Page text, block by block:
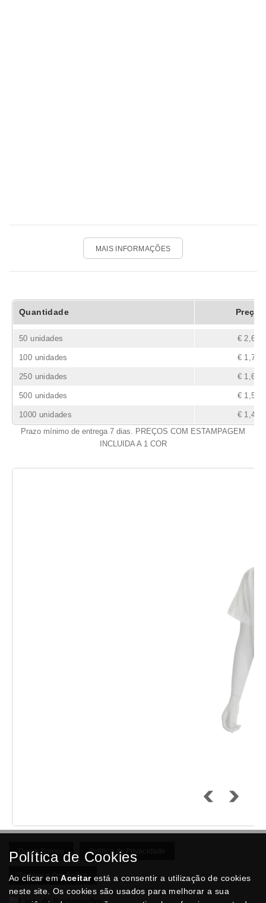
MAIS INFORMAÇÕES
Quantidade Preço
50 unidades € 2,65
100 unidades € 1,77
250 unidades € 1,63
500 unidades € 1,54
1000 unidades
€ 1,40
Prazo mínimo de entrega 7 dias. PREÇOS COM ESTAMPAGEM
INCLUIDA A 1 COR
Quem Somos Politica de Privacidade
Termos e Condições
Política de Cookies
Ao clicar emAceitarestá a consentir a utilização de cookies
neste site. Os cookies são usados para melhorar a sua